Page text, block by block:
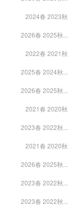
2024春 2023秋
2026春 2025秋...
2022春 2021秋
2025春 2024秋...
2026春 2025秋...
2021春 2020秋
2023春 2022秋...
2021春 2020秋
2026春 2025秋...
2023春 2022秋...
2023春 2022秋...